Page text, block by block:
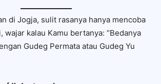
di Jogja, sulit rasanya hanya mencoba
wajar kalau Kamu bertanya: “Bedanya
Gudeg Permata atau Gudeg Yu